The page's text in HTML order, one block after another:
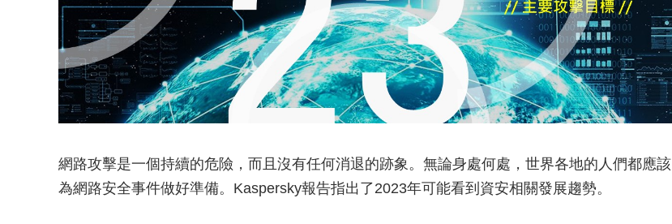
網路攻擊是一個持續的危險，而且沒有任何消退的跡象。無論身處何處，世界各地的人們都應該
為網路安全事件做好準備。Kaspersky報告指出了2023年可能看到資安相關發展趨勢。